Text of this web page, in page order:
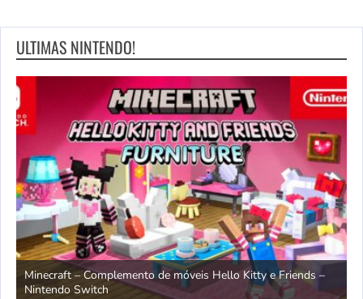
ULTIMAS NINTENDO!
Minecraft – Complemento de móveis Hello Kitty e Friends –
Nintendo Switch